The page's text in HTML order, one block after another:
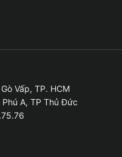
hợp công nghệ giả
cảnh xung quanh xe
này đặc biệt hữu
lái, cảnh báo vật
bên thân xe dễ
Vấp, TP. HCM
A, TP Thủ Đức